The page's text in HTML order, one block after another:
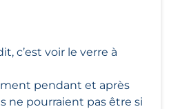
c’est voir le verre à
pendant et après
ne pourraient pas être si